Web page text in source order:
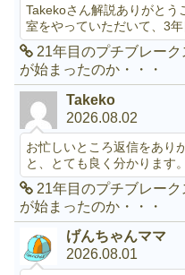
Takekoさん解説ありがとう
室をやっていただいて、3年
21年目のプチブレー
が始まったのか・・・
Takeko
2026.08.02
お忙しいところ返信をあり
と、とても良く分かります
21年目のプチブレー
が始まったのか・・・
げんちゃんママ
2026.08.01